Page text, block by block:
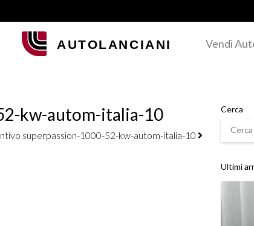
Vendi
kw-autom-italia-10
superpassion-1000-52-kw-autom-italia-10
Cerca
Cerca
Ultimi